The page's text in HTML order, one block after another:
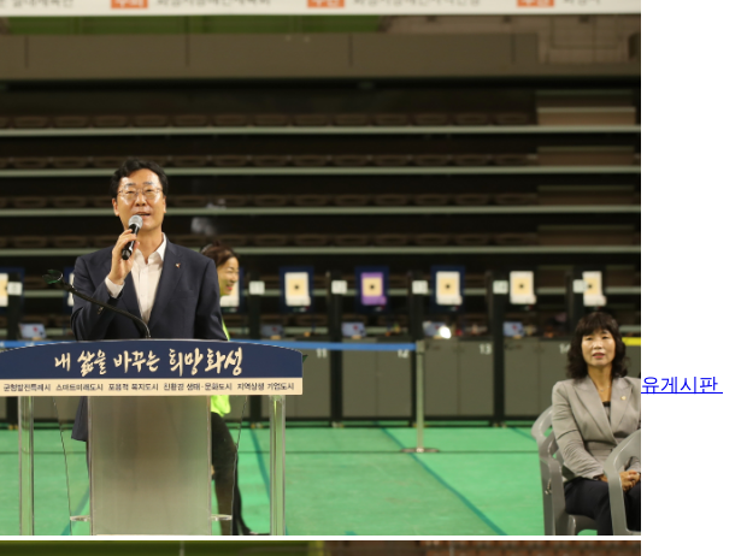
알림마당
알림마당
화성시장애인체육회의 소식과
주요 정보를 전해드립니다.
공지사항 언론보도 자유게시판
동영상 자료실
문서 자료실